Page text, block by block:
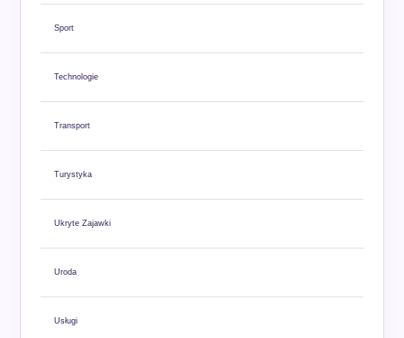
Sport
Technologie
Transport
Turystyka
Ukryte Zajawki
Uroda
Usługi